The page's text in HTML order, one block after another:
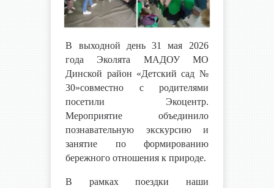
В выходной день 31 мая 2026
года Эколята МАДОУ МО
Динской район «Детский сад №
30»совместно с родителями
посетили Экоцентр.
Мероприятие объединило
познавательную экскурсию и
занятие по формированию
бережного отношения к природе.
В рамках поездки наши